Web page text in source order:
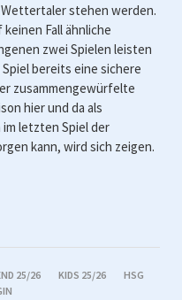
Wettertaler stehen werden.
Fall ähnliche
zwei Spielen leisten
bereits eine sichere
zusammengewürfelte
hier und da als
letzten Spiel der
kann, wird sich zeigen.
25/26 KIDS 25/26
HSG